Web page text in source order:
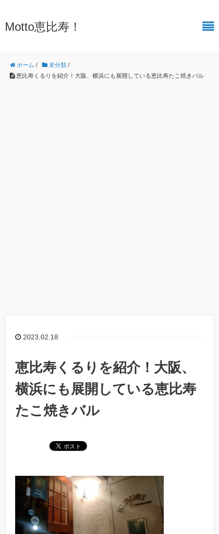
Motto恵比寿！
ホーム / 未分類 /
恵比寿くるりを紹介！大阪、横浜にも展開している恵比寿たこ焼きバル
2023.02.18
恵比寿くるりを紹介！大阪、
横浜にも展開している恵比寿
たこ焼きバル